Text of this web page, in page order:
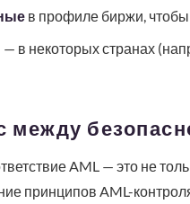
в профиле биржи, чтобы
— в некоторых странах
между
AML — это не
принципов AML-